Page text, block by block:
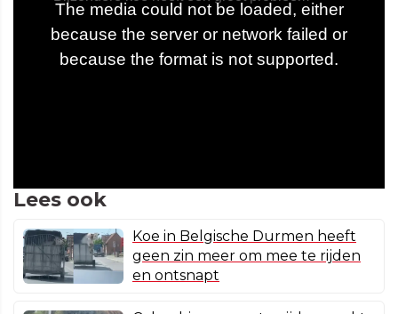
Lees ook
Koe in Belgische Durmen heeft
geen zin meer om mee te rijden
en ontsnapt